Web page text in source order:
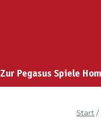
Zur Pegasus Spiele
Start /